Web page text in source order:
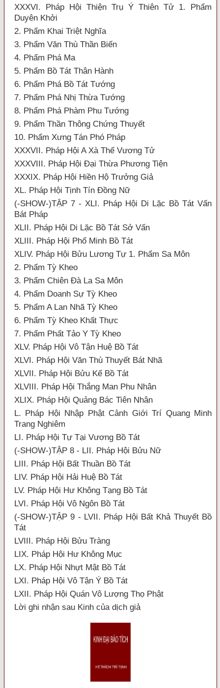
XXXVI. Pháp Hội Thiện Trụ Ý Thiên Tử 1. Phẩm
Duyên Khởi
2. Phẩm Khai Triệt Nghĩa
3. Phẩm Văn Thù Thần Biến
4. Phẩm Phá Ma
5. Phẩm Bồ Tát Thân Hành
6. Phẩm Phá Bồ Tát Tướng
7. Phẩm Phá Nhị Thừa Tướng
8. Phẩm Phá Phàm Phu Tướng
9. Phẩm Thần Thông Chứng Thuyết
10. Phẩm Xưng Tán Phó Pháp
XXXVII. Pháp Hội A Xà Thế Vương Tử
XXXVIII. Pháp Hội Đại Thừa Phương Tiện
XXXIX. Pháp Hội Hiền Hộ Trưởng Giả
XL. Pháp Hội Tịnh Tín Đồng Nữ
(-SHOW-)TẬP 7 - XLI. Pháp Hội Di Lặc Bồ Tát Vấn
Bát Pháp
XLII. Pháp Hội Di Lặc Bồ Tát Sở Vấn
XLIII. Pháp Hội Phổ Minh Bồ Tát
XLIV. Pháp Hội Bửu Lương Tự 1. Phẩm Sa Môn
2. Phẩm Tỳ Kheo
3. Phẩm Chiên Đà La Sa Môn
4. Phẩm Doanh Sự Tỳ Kheo
5. Phẩm A Lan Nhã Tỳ Kheo
6. Phẩm Tỳ Kheo Khất Thực
7. Phẩm Phất Tảo Y Tỳ Kheo
XLV. Pháp Hội Vô Tận Huệ Bồ Tát
XLVI. Pháp Hội Văn Thù Thuyết Bát Nhã
XLVII. Pháp Hội Bửu Kế Bồ Tát
XLVIII. Pháp Hội Thắng Man Phu Nhân
XLIX. Pháp Hội Quảng Bác Tiên Nhân
L. Pháp Hội Nhập Phật Cảnh Giới Trí Quang Minh
Trang Nghiêm
LI. Pháp Hội Tự Tại Vương Bồ Tát
(-SHOW-)TẬP 8 - LII. Pháp Hội Bửu Nữ
LIII. Pháp Hội Bất Thuần Bồ Tát
LIV. Pháp Hội Hải Huệ Bồ Tát
LV. Pháp Hội Hư Không Tạng Bồ Tát
LVI. Pháp Hội Vô Ngôn Bồ Tát
(-SHOW-)TẬP 9 - LVII. Pháp Hội Bất Khả Thuyết Bồ
Tát
LVIII. Pháp Hội Bửu Tràng
LIX. Pháp Hội Hư Không Mục
LX. Pháp Hội Nhựt Mật Bồ Tát
LXI. Pháp Hội Vô Tận Ý Bồ Tát
LXII. Pháp Hội Quán Vô Lượng Thọ Phật
Lời ghi nhận sau Kinh của dịch giả